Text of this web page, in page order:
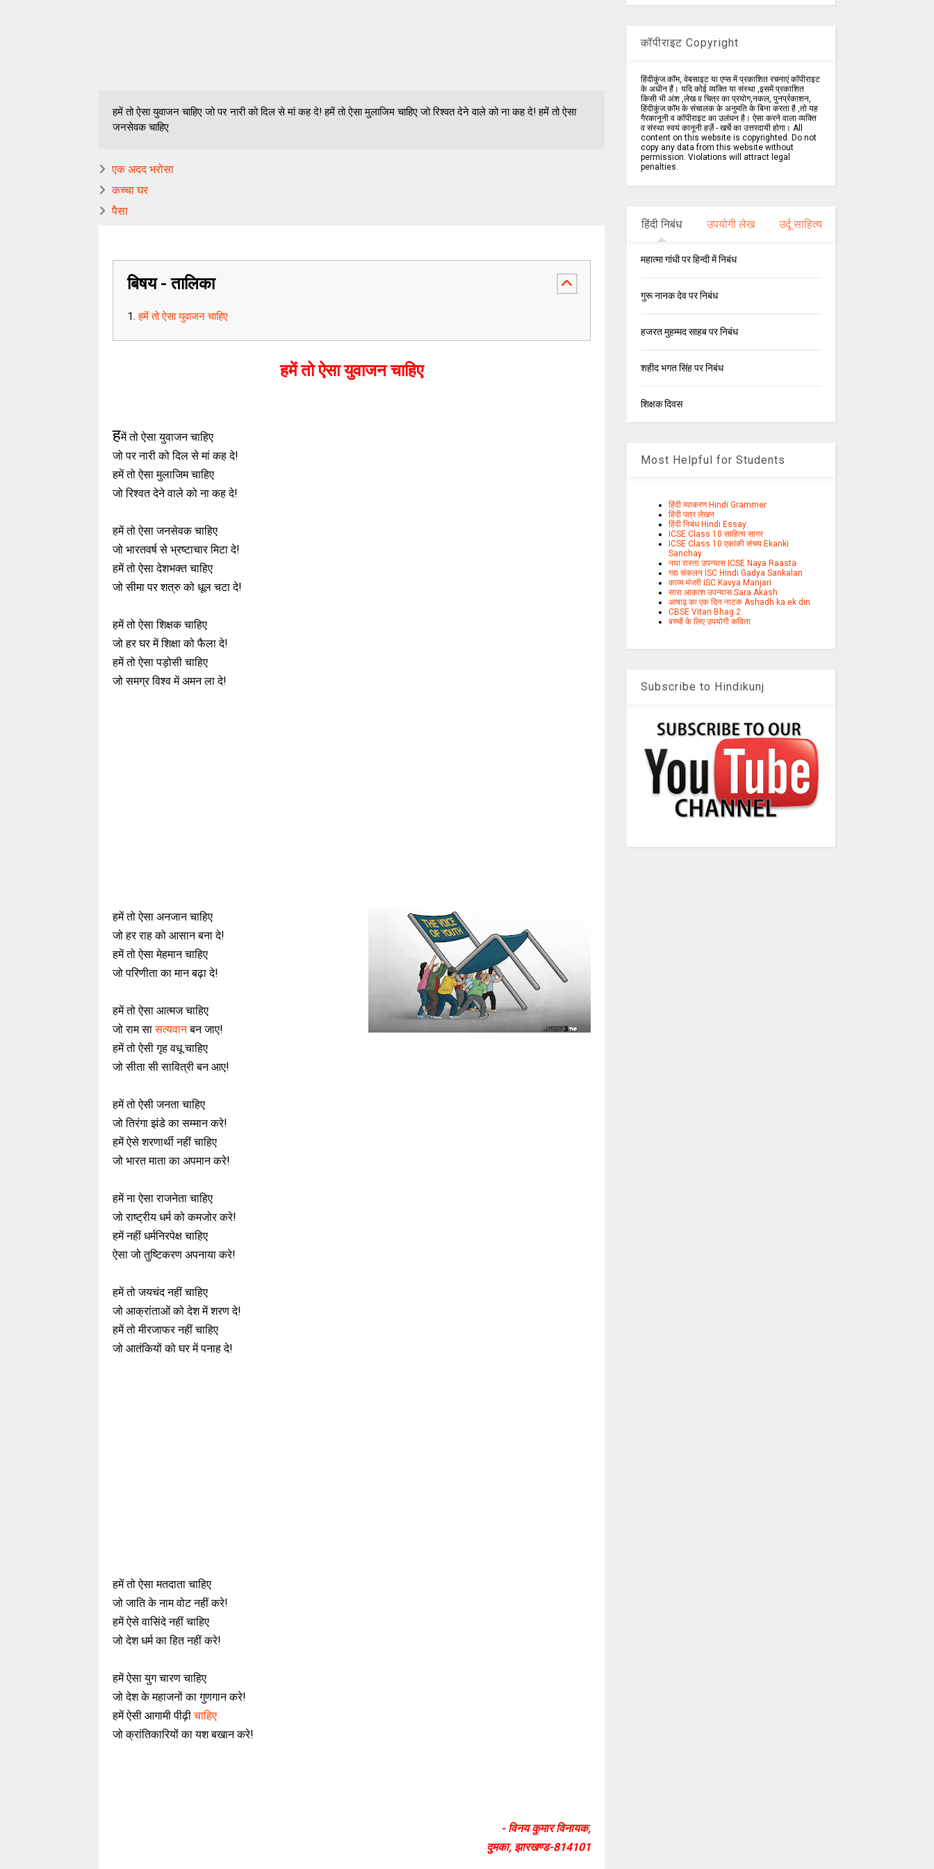
हमें तो ऐसा युवाजन चाहिए जो पर नारी को दिल से मां कह दे! हमें तो ऐसा मुलाजिम चाहिए जो रिश्वत देने वाले को ना कह दे! हमें तो ऐसा
जनसेवक चाहिए
एक अदद भरोसा
कच्चा घर
पैसा
बिषय - तालिका
हमें तो ऐसा युवाजन चाहिए
हमें तो ऐसा युवाजन चाहिए
हमें तो ऐसा युवाजन चाहिए
जो पर नारी को दिल से मां कह दे!
हमें तो ऐसा मुलाजिम चाहिए
जो रिश्वत देने वाले को ना कह दे!
हमें तो ऐसा जनसेवक चाहिए
जो भारतवर्ष से भ्रष्टाचार मिटा दे!
हमें तो ऐसा देशभक्त चाहिए
जो सीमा पर शत्रु को धूल चटा दे!
हमें तो ऐसा शिक्षक चाहिए
जो हर घर में शिक्षा को फैला दे!
हमें तो ऐसा पड़ोसी चाहिए
जो समग्र विश्व में अमन ला दे!
हमें तो ऐसा अनजान चाहिए
जो हर राह को आसान बना दे!
हमें तो ऐसा मेहमान चाहिए
जो परिणीता का मान बढ़ा दे!
हमें तो ऐसा आत्मज चाहिए
जो राम सासत्यवानबन जाए!
हमें तो ऐसी गृह वधू चाहिए
जो सीता सी सावित्री बन आए!
हमें तो ऐसी जनता चाहिए
जो तिरंगा झंडे का सम्मान करे!
हमें ऐसे शरणार्थी नहीं चाहिए
जो भारत माता का अपमान करे!
हमें ना ऐसा राजनेता चाहिए
जो राष्ट्रीय धर्म को कमजोर करे!
हमें नहीं धर्मनिरपेक्ष चाहिए
ऐसा जो तुष्टिकरण अपनाया करे!
हमें तो जयचंद नहीं चाहिए
जो आक्रांताओं को देश में शरण दे!
हमें तो मीरजाफर नहीं चाहिए
जो आतंकियों को घर में पनाह दे!
हमें तो ऐसा मतदाता चाहिए
जो जाति के नाम वोट नहीं करे!
हमें ऐसे वासिंदे नहीं चाहिए
जो देश धर्म का हित नहीं करे!
हमें ऐसा युग चारण चाहिए
जो देश के महाजनों का गुणगान करे!
हमें ऐसी आगामी पीढ़ीचाहिए
जो क्रांतिकारियों का यश बखान करे!
- विनय कुमार विनायक,
दुमका, झारखण्ड-814101
कॉपीराइट Copyright
हिंदीकुंज.कॉम, वेबसाइट या एप्स में प्रकाशित रचनाएं कॉपीराइट
के अधीन हैं। यदि कोई व्यक्ति या संस्था ,इसमें प्रकाशित
किसी भी अंश ,लेख व चित्र का प्रयोग,नकल, पुनर्प्रकाशन,
हिंदीकुंज.कॉम के संचालक के अनुमति के बिना करता है ,तो यह
गैरकानूनी व कॉपीराइट का उलंघन है। ऐसा करने वाला व्यक्ति
व संस्था स्वयं कानूनी हर्ज़े - खर्चे का उत्तरदायी होगा। All
content on this website is copyrighted. Do not
copy any data from this website without
permission. Violations will attract legal
penalties.
हिंदी निबंध उपयोगी लेख उर्दू साहित्य
महात्मा गांधी पर हिन्दी में निबंध
गुरू नानक देव पर निबंध
हजरत मुहम्मद साहब पर निबंध
शहीद भगत सिंह पर निबंध
शिक्षक दिवस
Most Helpful for Students
हिंदी व्याकरण Hindi Grammer
हिंदी पत्र लेखन
हिंदी निबंध Hindi Essay
ICSE Class 10 साहित्य सागर
ICSE Class 10 एकांकी संचय Ekanki
Sanchay
नया रास्ता उपन्यास ICSE Naya Raasta
गद्य संकलन ISC Hindi Gadya Sankalan
काव्य मंजरी ISC Kavya Manjari
सारा आकाश उपन्यास Sara Akash
आषाढ़ का एक दिन नाटक Ashadh ka ek din
CBSE Vitan Bhag 2
बच्चों के लिए उपयोगी कविता
Subscribe to Hindikunj